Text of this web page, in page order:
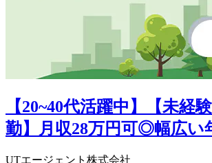
【20~40代活躍中】【未経
勤】月収28万円可◎幅広い
UTエージェント株式会社